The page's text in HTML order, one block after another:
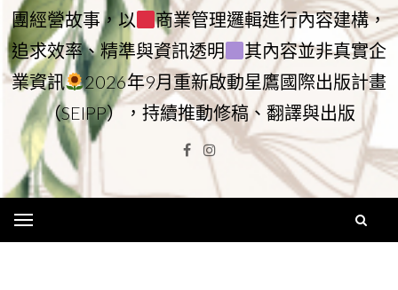
團經營故事，以
商業管理邏輯進行內容建構，
追求效率、精準與資訊透明
其內容並非真實企
業資訊
2026年9月重新啟動星鷹國際出版計畫
（SEIPP），持續推動修稿、翻譯與出版
Facebook
Instagram